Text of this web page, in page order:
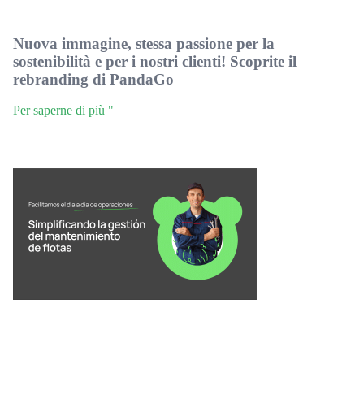
Nuova immagine, stessa passione per la
sostenibilità e per i nostri clienti! Scoprite il
rebranding di PandaGo
Per saperne di più "